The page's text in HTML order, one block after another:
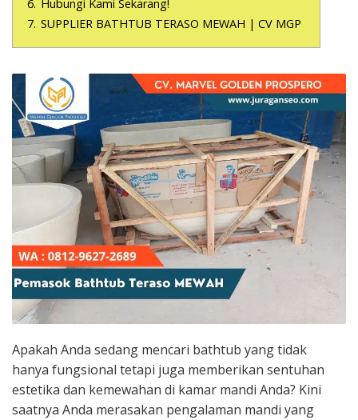
6. Hubungi Kami Sekarang!
7. SUPPLIER BATHTUB TERASO MEWAH | CV MGP
Apakah Anda sedang mencari bathtub yang tidak
hanya fungsional tetapi juga memberikan sentuhan
estetika dan kemewahan di kamar mandi Anda? Kini
saatnya Anda merasakan pengalaman mandi yang